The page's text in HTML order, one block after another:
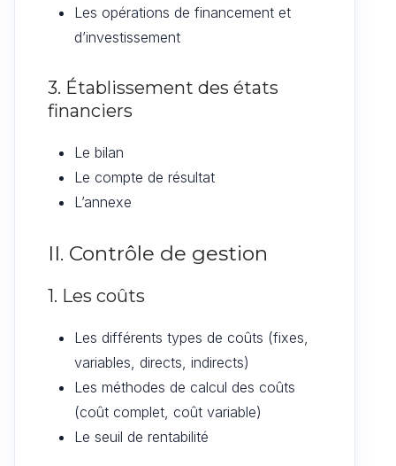
Les opérations de financement et
d’investissement
3. Établissement des états
financiers
Le bilan
Le compte de résultat
L’annexe
II. Contrôle de gestion
1. Les coûts
Les différents types de coûts (fixes,
variables, directs, indirects)
Les méthodes de calcul des coûts
(coût complet, coût variable)
Le seuil de rentabilité